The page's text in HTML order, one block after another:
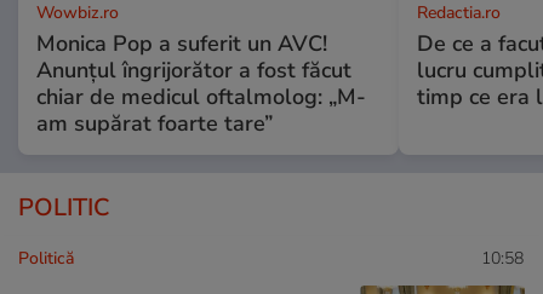
Wowbiz.ro
Monica Pop a suferit un AVC!
Anunțul îngrijorător a fost făcut
chiar de medicul oftalmolog: „M-
am supărat foarte tare”
Redactia.ro
De ce a
lucru
timp ce era
POLITIC
Politică 10:58